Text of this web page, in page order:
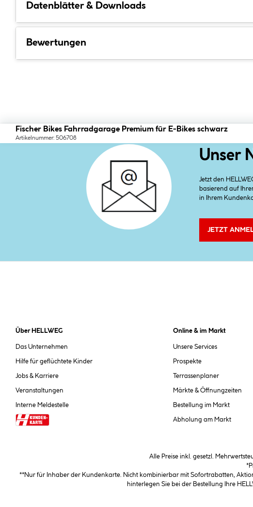
Datenblätter & Downloads
Bewertungen
Fischer Bikes Fahrradgarage Premium für E-Bikes schwarz
Artikelnummer: 506708
Unser
Jetzt den
basierend auf
in Ihrem
JETZT
Über HELLWEG
Das Unternehmen
Hilfe für geflüchtete Kinder
Jobs & Karriere
Veranstaltungen
Interne Meldestelle
Online & im Markt
Unsere Services
Prospekte
Terrassenplaner
Märkte & Öffnungzeiten
Bestellung im Markt
Abholung am Markt
Alle Preise inkl. gesetzl.
**Nur für Inhaber der Kundenkarte. Nicht kombinierbar mit Sofortrabatten,
hinterlegen Sie bei der Bestellung Ihre